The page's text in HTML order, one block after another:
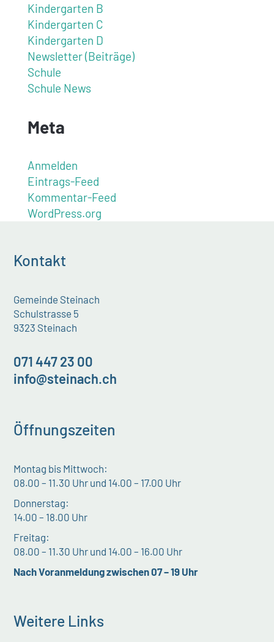
Kindergarten B
Kindergarten C
Kindergarten D
Newsletter (Beiträge)
Schule
Schule News
Meta
Anmelden
Eintrags-Feed
Kommentar-Feed
WordPress.org
Kontakt
Gemeinde Steinach
Schulstrasse 5
9323 Steinach
071 447 23 00
info@steinach.ch
Öffnungszeiten
Montag bis Mittwoch:
08.00 – 11.30 Uhr und 14.00 – 17.00 Uhr
Donnerstag:
14.00 – 18.00 Uhr
Freitag:
08.00 – 11.30 Uhr und 14.00 – 16.00 Uhr
Nach Voranmeldung zwischen 07 – 19 Uhr
Weitere Links